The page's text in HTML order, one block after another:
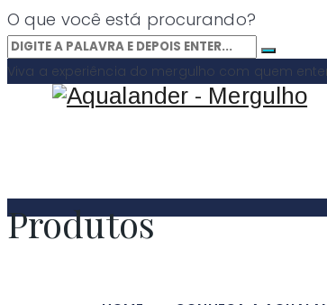
O que você está procurando?
Viva a experiência do mergulho com quem
Produtos